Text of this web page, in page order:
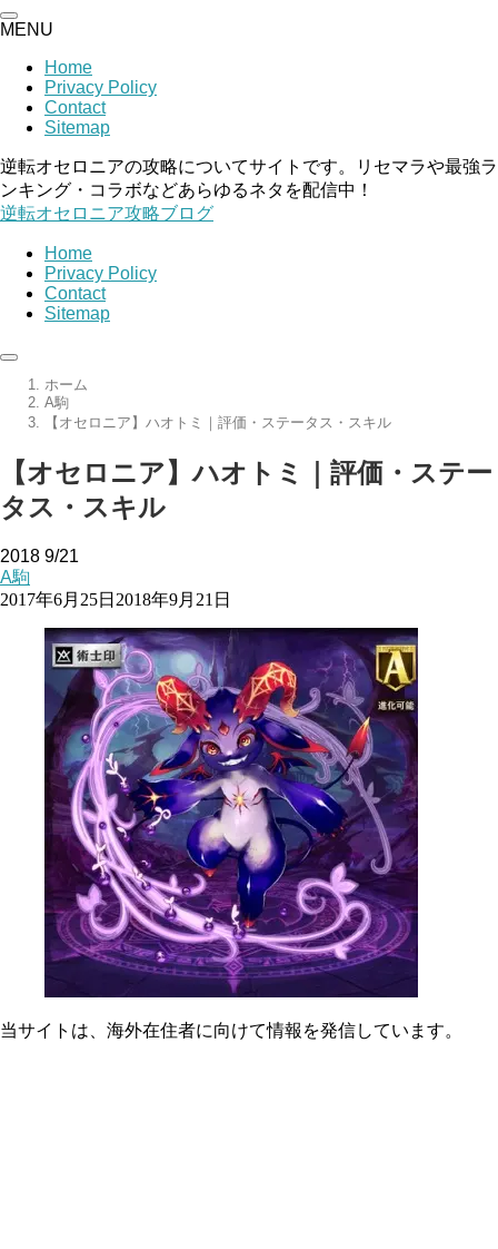
MENU
Home
Privacy Policy
Contact
Sitemap
逆転オセロニアの攻略についてサイトです。リセマラや最強ラ
ンキング・コラボなどあらゆるネタを配信中！
逆転オセロニア攻略ブログ
Home
Privacy Policy
Contact
Sitemap
ホーム
A駒
【オセロニア】ハオトミ｜評価・ステータス・スキル
【オセロニア】ハオトミ｜評価・ステー
タス・スキル
2018 9/21
A駒
2017年6月25日 2018年9月21日
当サイトは、海外在住者に向けて情報を発信しています。